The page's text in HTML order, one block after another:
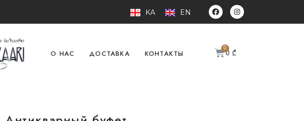
KA EN
О НАС ДОСТАВКА КОНТАКТЫ 0₾